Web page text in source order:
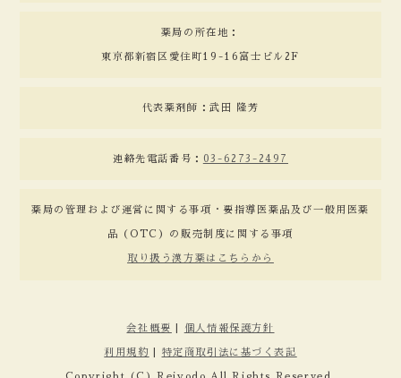
薬局の所在地：
東京都新宿区愛住町19-16富士ビル2F
代表薬剤師：武田 隆芳
連絡先電話番号： 03-6273-2497
薬局の管理および運営に関する事項・要指導医薬品及び一般用医薬
品（OTC）の販売制度に関する事項
取り扱う漢方薬はこちらから
会社概要 個人情報保護方針
利用規約 特定商取引法に基づく表記